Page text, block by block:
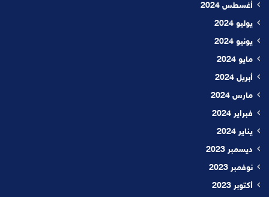
أغسطس 2024
يوليو 2024
يونيو 2024
مايو 2024
أبريل 2024
مارس 2024
فبراير 2024
يناير 2024
ديسمبر 2023
نوفمبر 2023
أكتوبر 2023